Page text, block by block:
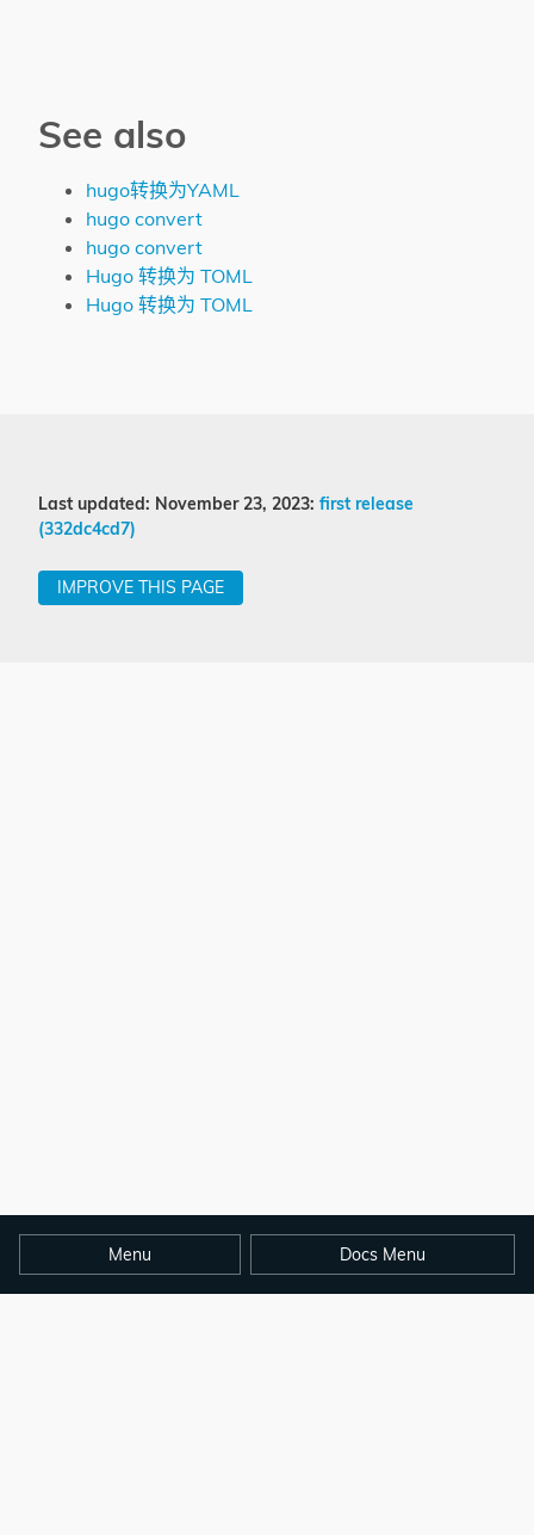
See also
hugo转换为YAML
hugo convert
hugo convert
Hugo 转换为 TOML
Hugo 转换为 TOML
Last updated: November 23, 2023: first release
(332dc4cd7)
IMPROVE THIS PAGE
Menu Docs Menu